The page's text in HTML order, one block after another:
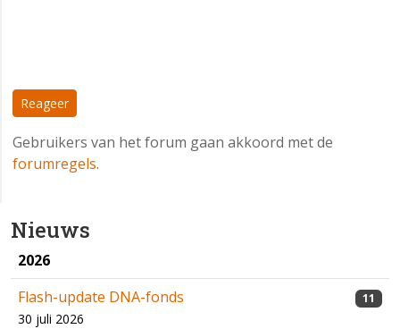
Nieuws
2026
Flash-update DNA-fonds
30 juli 2026
11
Reageer
Gebruikers van het forum gaan akkoord met de
forumregels.